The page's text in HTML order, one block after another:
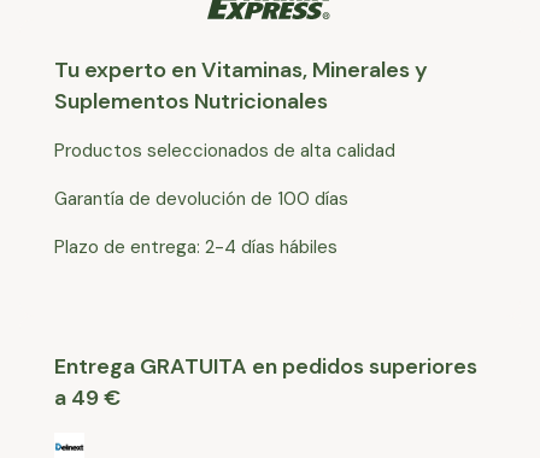
Tu experto en Vitaminas, Minerales y
Suplementos Nutricionales
Productos seleccionados de alta calidad
Garantía de devolución de 100 días
Plazo de entrega: 2-4 días hábiles
Entrega GRATUITA en pedidos superiores
a 49 €